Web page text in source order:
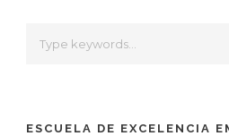
ESCUELA DE EXCELENCIA